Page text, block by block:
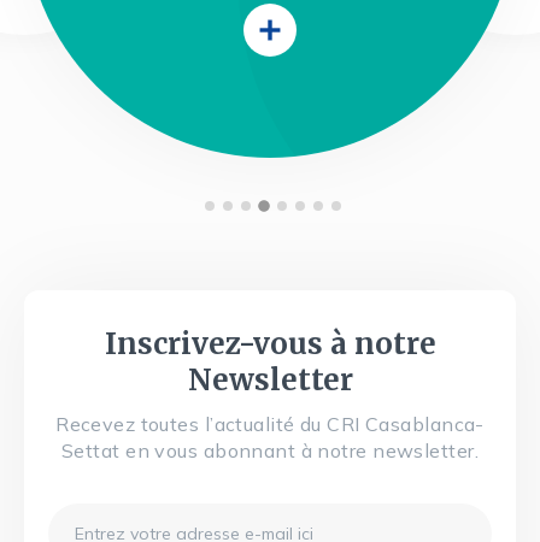
Inscrivez-vous à notre
Newsletter
Recevez toutes l’actualité du CRI Casablanca-
Settat en vous abonnant à notre newsletter.